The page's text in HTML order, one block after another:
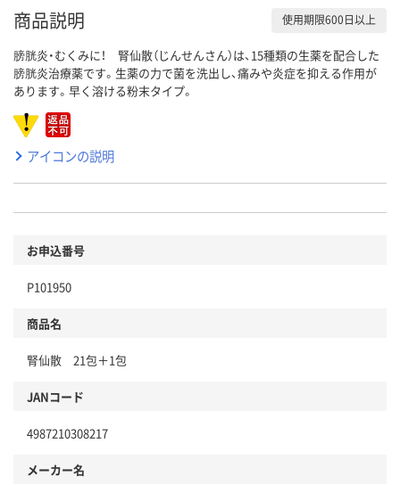
商品説明 使用期限600日以上
膀胱炎・むくみに！ 腎仙散（じんせんさん）は、15種類の生薬を配合した
膀胱炎治療薬です。生薬の力で菌を洗出し、痛みや炎症を抑える作用が
あります。早く溶ける粉末タイプ。
アイコンの説明
お申込番号
P101950
商品名
腎仙散 21包＋1包
JANコード
4987210308217
メーカー名